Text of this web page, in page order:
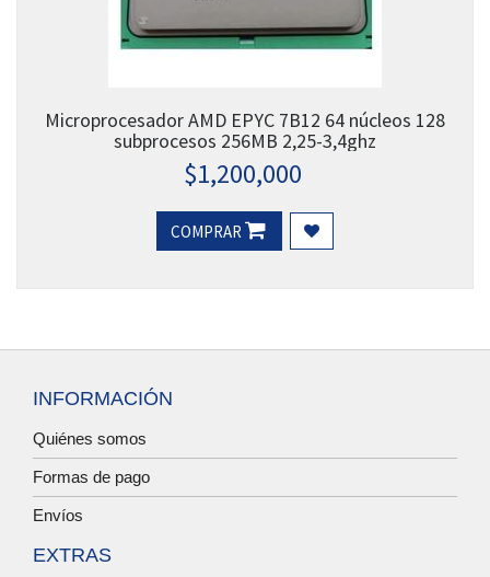
Microprocesador AMD EPYC 7B12 64 núcleos 128
subprocesos 256MB 2,25-3,4ghz
$1,200,000
COMPRAR
INFORMACIÓN
Quiénes somos
Formas de pago
Envíos
EXTRAS